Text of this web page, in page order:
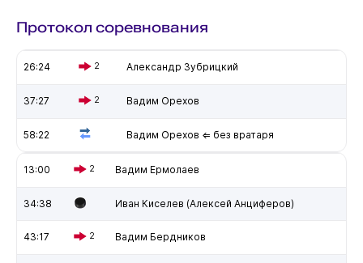
Протокол соревнования
26:24 2 Александр Зубрицкий
37:27 2 Вадим Орехов
58:22 Вадим Орехов ⇐ без вратаря
13:00 2 Вадим Ермолаев
34:38 Иван Киселев (Алексей Анциферов)
43:17 2 Вадим Бердников